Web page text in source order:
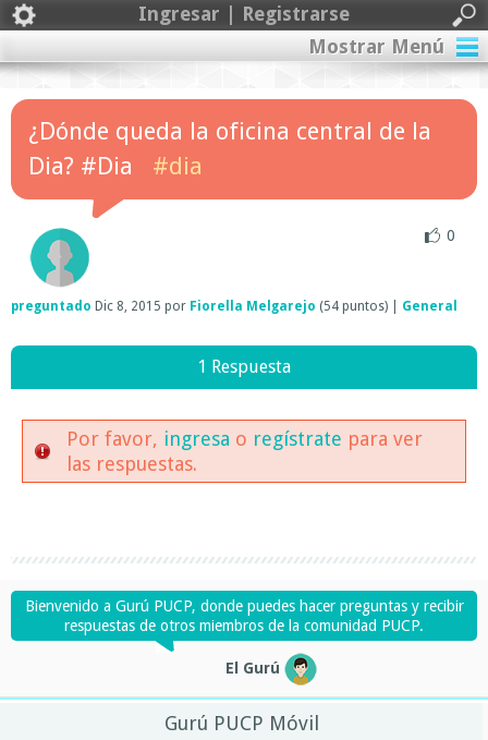
Ingresar | Registrarse
Mostrar Menú
¿Dónde queda la oficina central de la
Dia? #Dia
#dia
0
preguntado Dic 8, 2015 por Fiorella Melgarejo (54 puntos) General
1 Respuesta
Por favor, ingresa o regístrate para ver
las respuestas.
Bienvenido a Gurú PUCP, donde puedes hacer preguntas y recibir
respuestas de otros miembros de la comunidad PUCP.
El Gurú
Gurú PUCP Móvil